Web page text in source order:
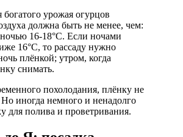
урожая огурцов
должна быть не менее, чем:
16-18°С. Если ночами
16°С, то рассаду нужно
плёнкой; утром, когда
снимать.
похолодания, плёнку не
иногда немного и ненадолго
для полива и проветривания.